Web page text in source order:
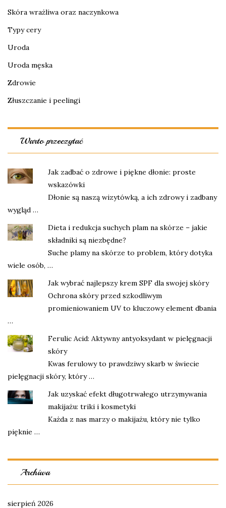
Skóra wrażliwa oraz naczynkowa
Typy cery
Uroda
Uroda męska
Zdrowie
Złuszczanie i peelingi
Warto przeczytać
Jak zadbać o zdrowe i piękne dłonie: proste
wskazówki
Dłonie są naszą wizytówką, a ich zdrowy i zadbany
wygląd …
Dieta i redukcja suchych plam na skórze – jakie
składniki są niezbędne?
Suche plamy na skórze to problem, który dotyka
wiele osób, …
Jak wybrać najlepszy krem SPF dla swojej skóry
Ochrona skóry przed szkodliwym
promieniowaniem UV to kluczowy element dbania
…
Ferulic Acid: Aktywny antyoksydant w pielęgnacji
skóry
Kwas ferulowy to prawdziwy skarb w świecie
pielęgnacji skóry, który …
Jak uzyskać efekt długotrwałego utrzymywania
makijażu: triki i kosmetyki
Każda z nas marzy o makijażu, który nie tylko
pięknie …
Archiwa
sierpień 2026